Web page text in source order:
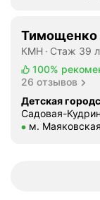
Тимощенко
КМН
Стаж 39
100%
26 отзывов
Садовая-
Метро м.
м. Маяковская